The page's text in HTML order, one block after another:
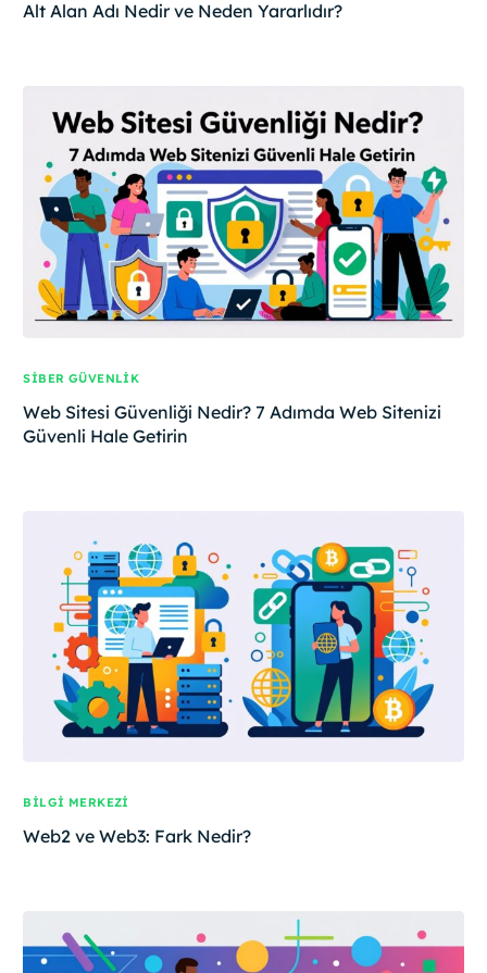
Alt Alan Adı Nedir ve Neden Yararlıdır?
SIBER GÜVENLIK
Web Sitesi Güvenliği Nedir? 7 Adımda Web Sitenizi
Güvenli Hale Getirin
BILGI MERKEZI
Web2 ve Web3: Fark Nedir?